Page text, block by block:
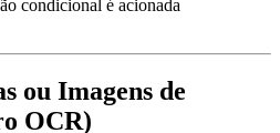
condicional é acionada
ou Imagens de
OCR)